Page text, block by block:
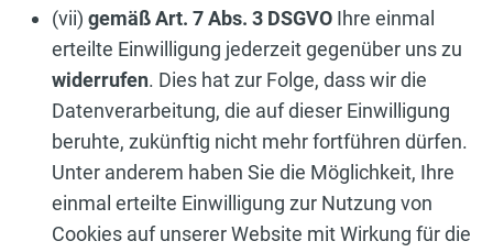
(vii) gemäß Art. 7 Abs. 3 DSGVO Ihre einmal
erteilte Einwilligung jederzeit gegenüber uns zu
widerrufen. Dies hat zur Folge, dass wir die
Datenverarbeitung, die auf dieser Einwilligung
beruhte, zukünftig nicht mehr fortführen dürfen.
Unter anderem haben Sie die Möglichkeit, Ihre
einmal erteilte Einwilligung zur Nutzung von
Cookies auf unserer Website mit Wirkung für die